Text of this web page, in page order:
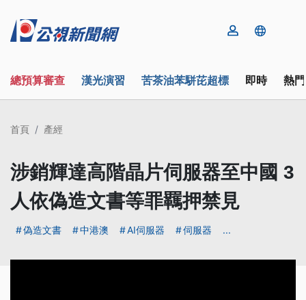
總預算審查 漢光演習 苦茶油苯駢芘超標 即時 熱
首頁 產經
涉銷輝達高階晶片伺服器至中國 3
人依偽造文書等罪羈押禁見
偽造文書 中港澳 AI伺服器 伺服器 ...